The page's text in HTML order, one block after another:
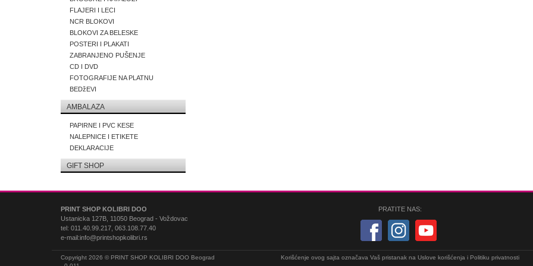
FLAJERI I LECI
NCR BLOKOVI
BLOKOVI ZA BELESKE
POSTERI I PLAKATI
ZABRANJENO PUŠENJE
CD I DVD
FOTOGRAFIJE NA PLATNU
BEDžEVI
AMBALAZA
PAPIRNE I PVC KESE
NALEPNICE I ETIKETE
DEKLARACIJE
GIFT SHOP
PRINT SHOP KOLIBRI DOO
Ustanicka 127B, 11050 Beograd - Voždovac
tel: 011.40.99.217, 063.108.77.40
e-mail:info@printshopkolibri.rs
PRATITE NAS:
Copyright 2026 © PRINT SHOP KOLIBRI DOO Beograd
Korišćenje ovog sajta označava Vaš pristanak na Uslove korišćenja i Politiku privatnosti